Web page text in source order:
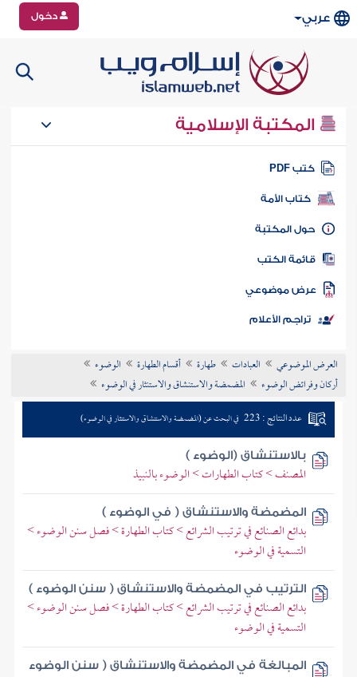
عربي دخول
المكتبة الإسلامية
كتب PDF
كتاب الأمة
المكتبة
الكتب
موضوعي
تراجم الأعلام
العرض الموضوعي العبادات طهارة أقسام الطهارة
الوضوء
أركان وفرائض الوضوء
المضمضة والاستنشاق والاستنثار في الوضوء
عدد النتائج : 223 في البحث عن (المضمضة والاستنشاق والاستنثار في الوضوء)
بالاستنشاق (الوضوء )
المصنف > كتاب الطهارات > الوضوء بالنبيذ
المضمضة والاستنشاق ( في الوضوء )
بدائع الصنائع في ترتيب الشرائع > كتاب الطهارة > فصل سنن الوضوء >
التسمية في الوضوء
الترتيب في المضمضة والاستنشاق ( سنن الوضوء )
بدائع الصنائع في ترتيب الشرائع > كتاب الطهارة > فصل سنن الوضوء >
التسمية في الوضوء
المبالغة في المضمضة والاستنشاق ( سنن الوضوء